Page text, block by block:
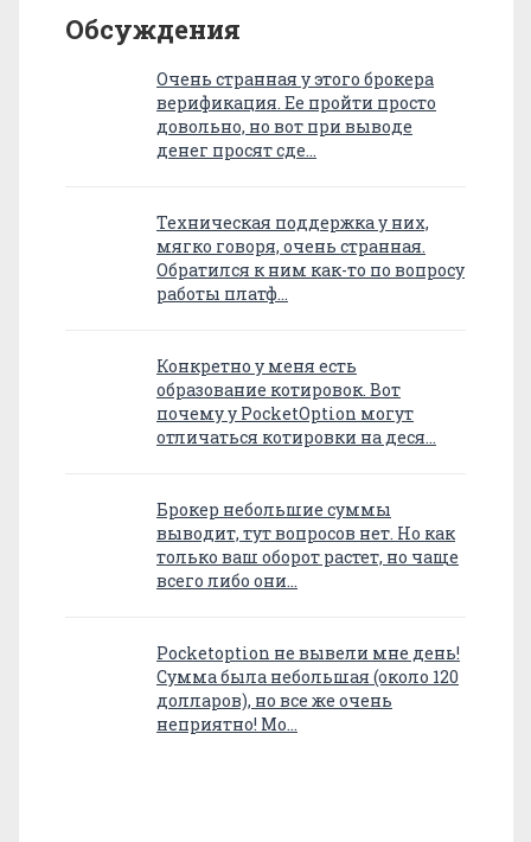
Обсуждения
Очень странная у этого брокера
верификация. Ее пройти просто
довольно, но вот при выводе
денег просят сде…
Техническая поддержка у них,
мягко говоря, очень странная.
Обратился к ним как-то по вопросу
работы платф…
Конкретно у меня есть
образование котировок. Вот
почему у PocketOption могут
отличаться котировки на деся…
Брокер небольшие суммы
выводит, тут вопросов нет. Но как
только ваш оборот растет, но чаще
всего либо они…
Pocketoption не вывели мне день!
Сумма была небольшая (около 120
долларов), но все же очень
неприятно! Мо…